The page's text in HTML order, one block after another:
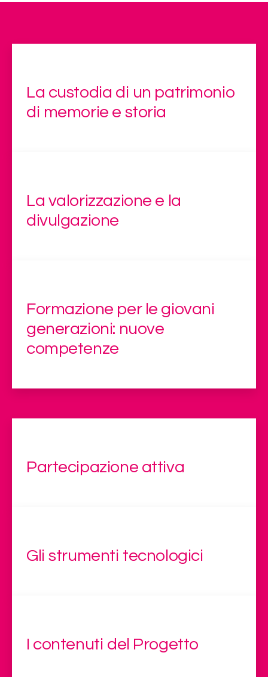
La custodia di un patrimonio
di memorie e storia
La valorizzazione e la
divulgazione
Formazione per le giovani
generazioni: nuove
competenze
Partecipazione attiva
Gli strumenti tecnologici
I contenuti del Progetto